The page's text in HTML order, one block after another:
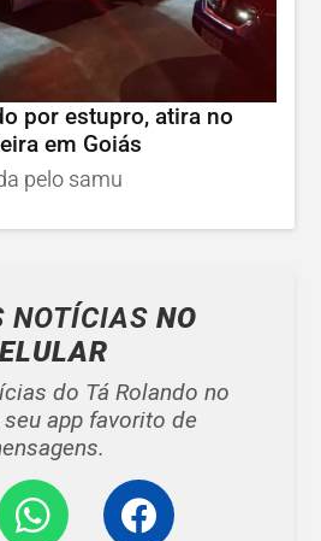
por estupro, atira no
em Goiás
pelo samu
NOTÍCIASNO
do Tá Rolando no
app favorito de